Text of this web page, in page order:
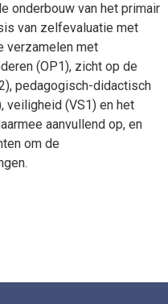
onderbouw van het primair
van zelfevaluatie met
verzamelen met
(OP1), zicht op de
pedagogisch-didactisch
veiligheid (VS1) en het
aanvullend op, en
om de